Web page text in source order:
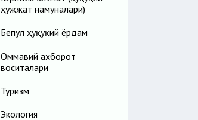
ҳужжат намуналари)
Бепул ҳуқуқий ёрдам
Оммавий ахборот
воситалари
Туризм
Экология